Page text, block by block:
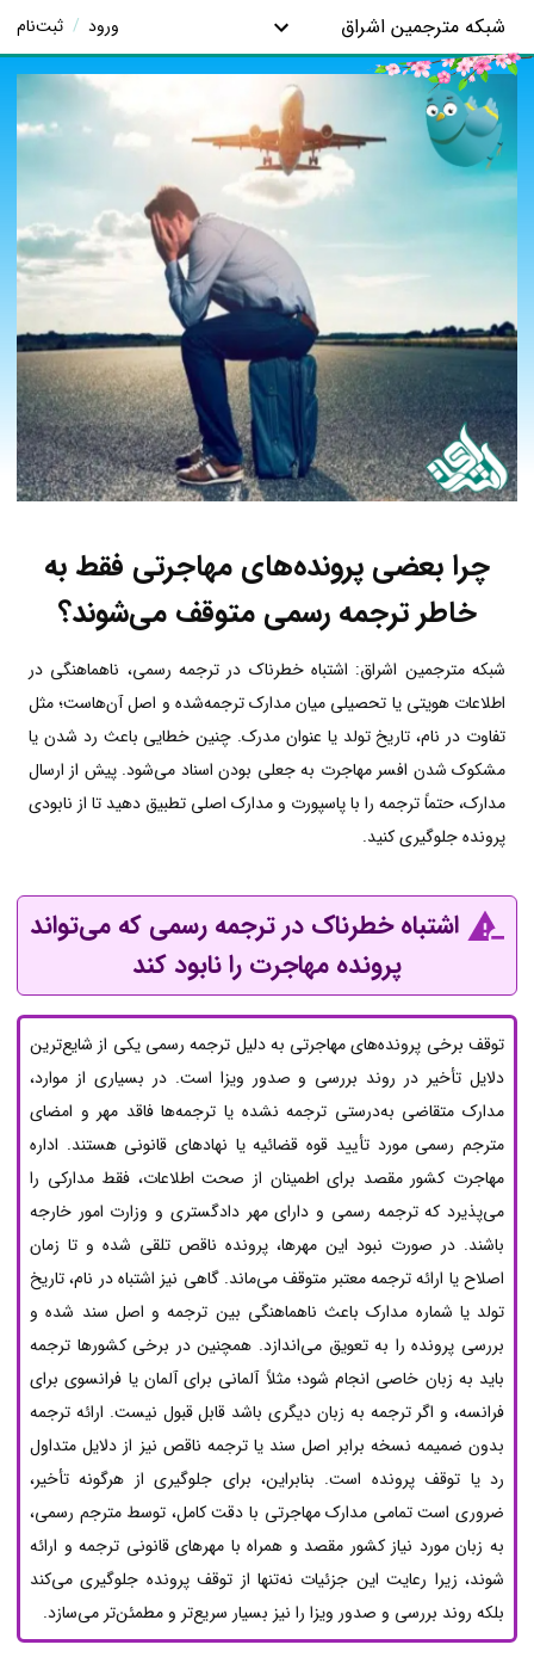
شبکه مترجمین اشراق ورود / ثبت‌نام
چرا بعضی پرونده‌های مهاجرتی فقط به
خاطر ترجمه رسمی متوقف می‌شوند؟
شبکه مترجمین اشراق: اشتباه خطرناک در ترجمه رسمی، ناهماهنگی در
اطلاعات هویتی یا تحصیلی میان مدارک ترجمه‌شده و اصل آن‌هاست؛ مثل
تفاوت در نام، تاریخ تولد یا عنوان مدرک. چنین خطایی باعث رد شدن یا
مشکوک شدن افسر مهاجرت به جعلی بودن اسناد می‌شود. پیش از ارسال
مدارک، حتماً ترجمه را با پاسپورت و مدارک اصلی تطبیق دهید تا از نابودی
پرونده جلوگیری کنید.
اشتباه خطرناک در ترجمه رسمی که می‌تواند
پرونده مهاجرت را نابود کند
توقف برخی پرونده‌های مهاجرتی به دلیل ترجمه رسمی یکی از شایع‌ترین
دلایل تأخیر در روند بررسی و صدور ویزا است. در بسیاری از موارد،
مدارک متقاضی به‌درستی ترجمه نشده یا ترجمه‌ها فاقد مهر و امضای
مترجم رسمی مورد تأیید قوه قضائیه یا نهادهای قانونی هستند. اداره
مهاجرت کشور مقصد برای اطمینان از صحت اطلاعات، فقط مدارکی را
می‌پذیرد که ترجمه رسمی و دارای مهر دادگستری و وزارت امور خارجه
باشند. در صورت نبود این مهرها، پرونده ناقص تلقی شده و تا زمان
اصلاح یا ارائه ترجمه معتبر متوقف می‌ماند. گاهی نیز اشتباه در نام، تاریخ
تولد یا شماره مدارک باعث ناهماهنگی بین ترجمه و اصل سند شده و
بررسی پرونده را به تعویق می‌اندازد. همچنین در برخی کشورها ترجمه
باید به زبان خاصی انجام شود؛ مثلاً آلمانی برای آلمان یا فرانسوی برای
فرانسه، و اگر ترجمه به زبان دیگری باشد قابل قبول نیست. ارائه ترجمه
بدون ضمیمه نسخه برابر اصل سند یا ترجمه ناقص نیز از دلایل متداول
رد یا توقف پرونده است. بنابراین، برای جلوگیری از هرگونه تأخیر،
ضروری است تمامی مدارک مهاجرتی با دقت کامل، توسط مترجم رسمی،
به زبان مورد نیاز کشور مقصد و همراه با مهرهای قانونی ترجمه و ارائه
شوند، زیرا رعایت این جزئیات نه‌تنها از توقف پرونده جلوگیری می‌کند
بلکه روند بررسی و صدور ویزا را نیز بسیار سریع‌تر و مطمئن‌تر می‌سازد.